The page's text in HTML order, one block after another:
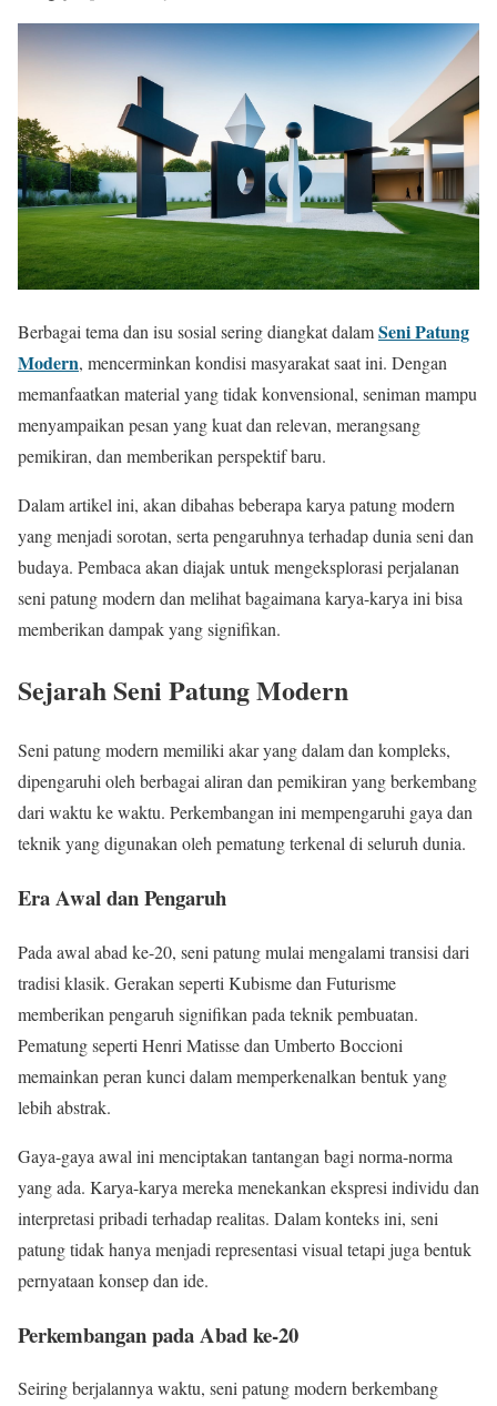
Berbagai tema dan isu sosial sering diangkat dalamSeni Patung
Modern, mencerminkan kondisi masyarakat saat ini. Dengan
memanfaatkan material yang tidak konvensional, seniman mampu
menyampaikan pesan yang kuat dan relevan, merangsang
pemikiran, dan memberikan perspektif baru.
Dalam artikel ini, akan dibahas beberapa karya patung modern
yang menjadi sorotan, serta pengaruhnya terhadap dunia seni dan
budaya. Pembaca akan diajak untuk mengeksplorasi perjalanan
seni patung modern dan melihat bagaimana karya-karya ini bisa
memberikan dampak yang signifikan.
Sejarah Seni Patung Modern
Seni patung modern memiliki akar yang dalam dan kompleks,
dipengaruhi oleh berbagai aliran dan pemikiran yang berkembang
dari waktu ke waktu. Perkembangan ini mempengaruhi gaya dan
teknik yang digunakan oleh pematung terkenal di seluruh dunia.
Era Awal dan Pengaruh
Pada awal abad ke-20, seni patung mulai mengalami transisi dari
tradisi klasik. Gerakan seperti Kubisme dan Futurisme
memberikan pengaruh signifikan pada teknik pembuatan.
Pematung seperti Henri Matisse dan Umberto Boccioni
memainkan peran kunci dalam memperkenalkan bentuk yang
lebih abstrak.
Gaya-gaya awal ini menciptakan tantangan bagi norma-norma
yang ada. Karya-karya mereka menekankan ekspresi individu dan
interpretasi pribadi terhadap realitas. Dalam konteks ini, seni
patung tidak hanya menjadi representasi visual tetapi juga bentuk
pernyataan konsep dan ide.
Perkembangan pada Abad ke-20
Seiring berjalannya waktu, seni patung modern berkembang